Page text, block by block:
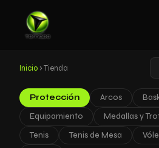
Inicio ›Tienda
Protección Arcos
Equipamiento
Medallas y
Tenis
Tenis de Mesa